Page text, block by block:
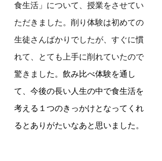
食生活」について、授業をさせてい
ただきました。削り体験は初めての
生徒さんばかりでしたが、すぐに慣
れて、とても上手に削れていたので
驚きました。飲み比べ体験を通し
て、今後の長い人生の中で食生活を
考える１つのきっかけとなってくれ
るとありがたいなあと思いました。